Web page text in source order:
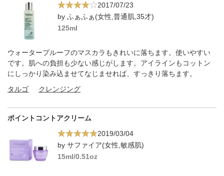
2017/07/23
by ふぁふぁ(女性,普通肌,35才)
125ml
ウォータープルーフのマスカラもきれいに落ちます。使いやすい
です。肌への負担も少ない感じがします。アイラインもコットン
にしっかり染み込ませてなじませれば、すっきり落ちます。
タルゴ
クレンジング
ポイントコントアクリーム
2019/03/04
by サファイア(女性,敏感肌)
15ml/0.51oz